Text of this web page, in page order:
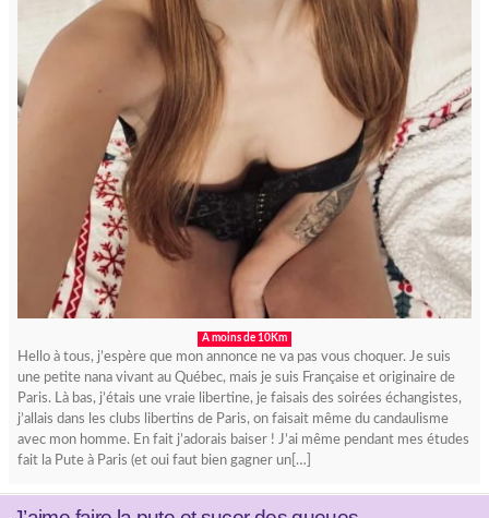
A moins de 10Km
Hello à tous, j’espère que mon annonce ne va pas vous choquer. Je suis
une petite nana vivant au Québec, mais je suis Française et originaire de
Paris. Là bas, j’étais une vraie libertine, je faisais des soirées échangistes,
j’allais dans les clubs libertins de Paris, on faisait même du candaulisme
avec mon homme. En fait j’adorais baiser ! J’ai même pendant mes études
fait la Pute à Paris (et oui faut bien gagner un[…]